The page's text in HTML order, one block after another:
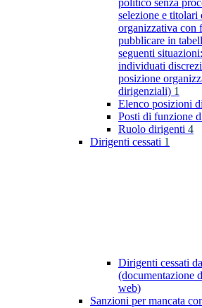
politico senza
selezione e titolari
organizzativa con
pubblicare in
seguenti
individuati
posizione
dirigenziali) 1
Elenco posizioni
Posti di funzione
Ruolo dirigenti 4
Dirigenti cessati 1
Dirigenti cessati
(documentazione
web)
Sanzioni per mancata